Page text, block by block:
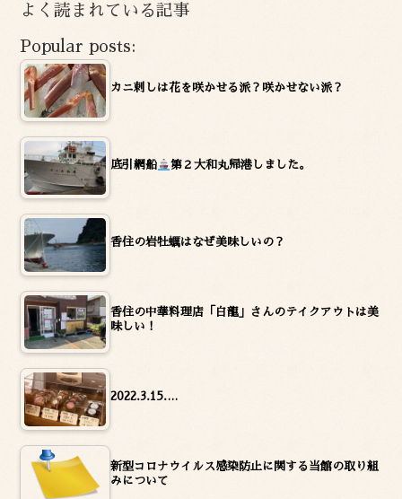
ブ
よく読まれている記事
Popular posts:
カニ刺しは花を咲かせる派？咲かせない派？
底引網船 第２大和丸帰港しました。
香住の岩牡蠣はなぜ美味しいの？
香住の中華料理店「白龍」さんのテイクアウトは美
味しい！
2022.3.15.…
新型コロナウイルス感染防止に関する当館の取り組
みについて